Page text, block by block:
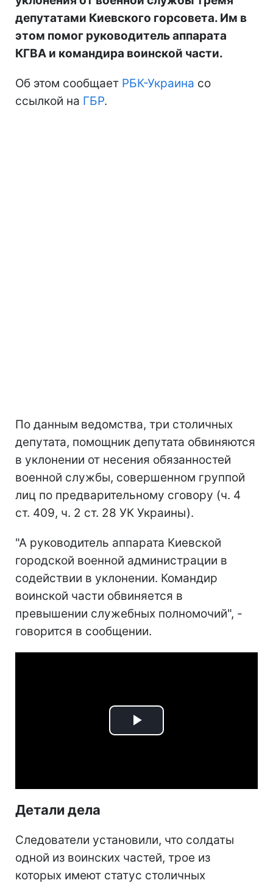
депутатами Киевского горсовета. Им в
этом помог руководитель аппарата
КГВА и командира воинской части.
Об этом сообщает РБК-Украина со
ссылкой на ГБР.
По данным ведомства, три столичных
депутата, помощник депутата обвиняются
в уклонении от несения обязанностей
военной службы, совершенном группой
лиц по предварительному сговору (ч. 4
ст. 409, ч. 2 ст. 28 УК Украины).
"А руководитель аппарата Киевской
городской военной администрации в
содействии в уклонении. Командир
воинской части обвиняется в
превышении служебных полномочий", -
говорится в сообщении.
Play
Детали дела
Следователи установили, что солдаты
одной из воинских частей, трое из
которых имеют статус столичных